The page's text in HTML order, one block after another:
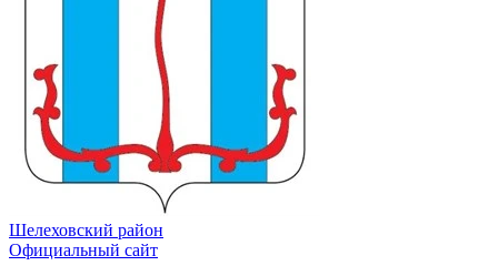
Шелеховский район
Официальный сайт